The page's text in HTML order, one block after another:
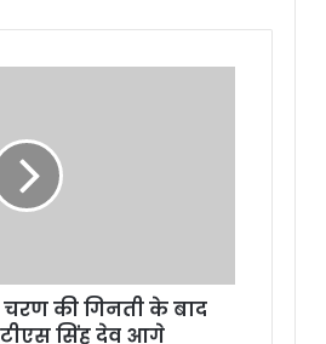
की गिनती के बाद
टीएस सिंह देव आगे